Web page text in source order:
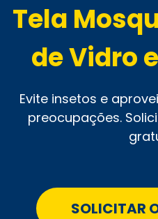
Tela
de Vidro
Evite insetos e
preocupações.
SOLICITAR